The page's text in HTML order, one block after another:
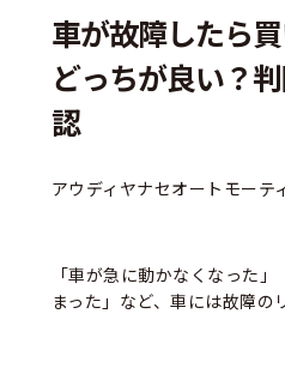
車が故障したら
どっちが良い？
認
アウディヤナセオートモーテ
「車が急に動かなくなった
まった」など、車には故障の